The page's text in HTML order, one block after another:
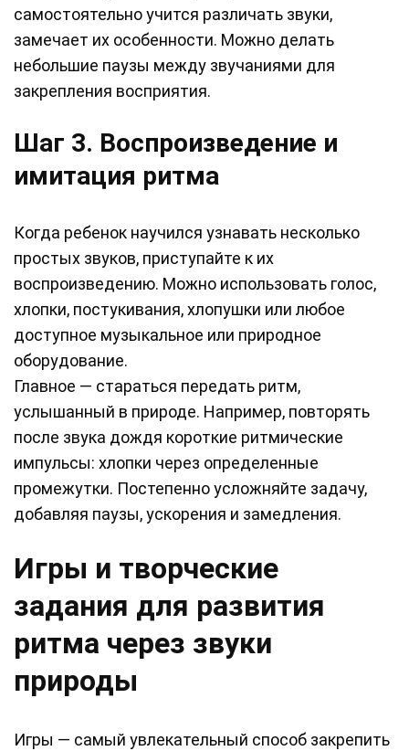
самостоятельно учится различать звуки,
замечает их особенности. Можно делать
небольшие паузы между звучаниями для
закрепления восприятия.
Шаг 3. Воспроизведение и
имитация ритма
Когда ребенок научился узнавать несколько
простых звуков, приступайте к их
воспроизведению. Можно использовать голос,
хлопки, постукивания, хлопушки или любое
доступное музыкальное или природное
оборудование.
Главное — стараться передать ритм,
услышанный в природе. Например, повторять
после звука дождя короткие ритмические
импульсы: хлопки через определенные
промежутки. Постепенно усложняйте задачу,
добавляя паузы, ускорения и замедления.
Игры и творческие
задания для развития
ритма через звуки
природы
Игры — самый увлекательный способ закрепить